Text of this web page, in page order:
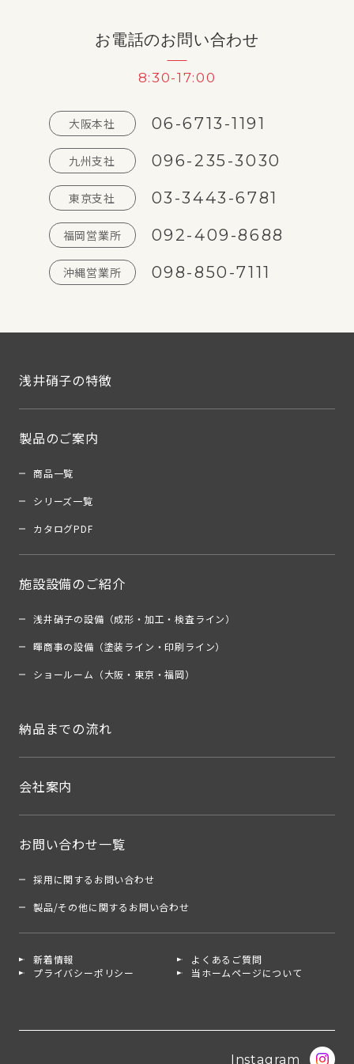
お電話のお問い合わせ
8:30-17:00
大阪本社 06-6713-1191
九州支社 096-235-3030
東京支社 03-3443-6781
福岡営業所 092-409-8688
沖縄営業所 098-850-7111
浅井硝子の特徴
製品のご案内
商品一覧
シリーズ一覧
カタログPDF
施設設備のご紹介
浅井硝子の設備（成形・加工・検査ライン）
暉商事の設備（塗装ライン・印刷ライン）
ショールーム（大阪・東京・福岡）
納品までの流れ
会社案内
お問い合わせ一覧
採用に関するお問い合わせ
製品/その他に関するお問い合わせ
新着情報
よくあるご質問
プライバシーポリシー
当ホームページについて
Instagram